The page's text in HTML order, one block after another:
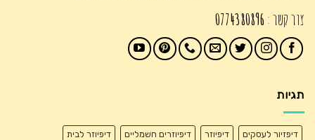
צור קשר : 0774380896
תגיות
דיפזיור לעסקים דיפיוזר דיפיוזרים חשמליים דיפיוזר לבית